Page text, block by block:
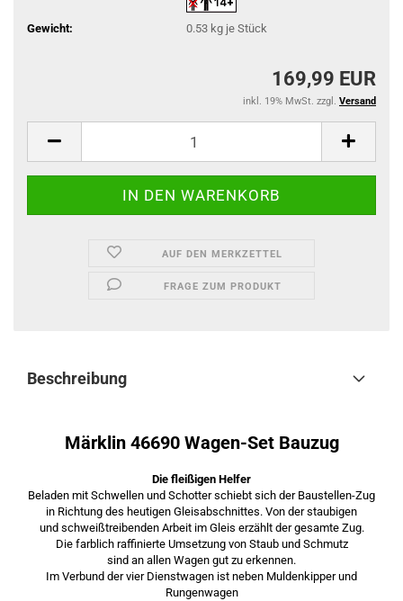
Gewicht: 0.53kg je Stück
169,99 EUR
inkl. 19% MwSt. zzgl. Versand
AUF DEN MERKZETTEL
FRAGE ZUM PRODUKT
Beschreibung
Märklin 46690 Wagen-Set Bauzug
Die fleißigen Helfer
Beladen mit Schwellen und Schotter schiebt sich der Baustellen-Zug
in Richtung des heutigen Gleisabschnittes. Von der staubigen
und schweißtreibenden Arbeit im Gleis erzählt der gesamte Zug.
Die farblich raffinierte Umsetzung von Staub und Schmutz
sind an allen Wagen gut zu erkennen.
Im Verbund der vier Dienstwagen ist neben Muldenkipper und
Rungenwagen